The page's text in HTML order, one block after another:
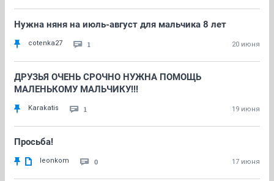
Нужна няня на июль-август для мальчика 8 лет
cotenka27 1 20 июня
ДРУЗЬЯ ОЧЕНЬ СРОЧНО НУЖНА ПОМОЩЬ
МАЛЕНЬКОМУ МАЛЬЧИКУ!!!
Karakatis 1 19 июня
Просьба!
leonkom 0 17 июня